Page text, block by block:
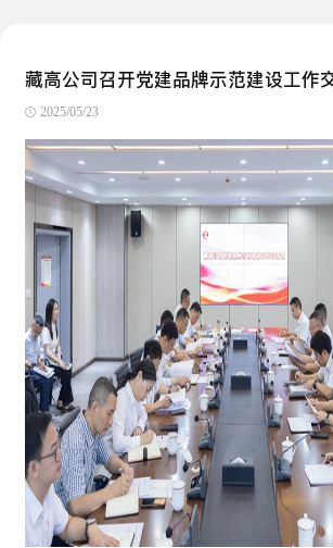
藏高公司召开党建品牌示范建设工作
2025/05/23